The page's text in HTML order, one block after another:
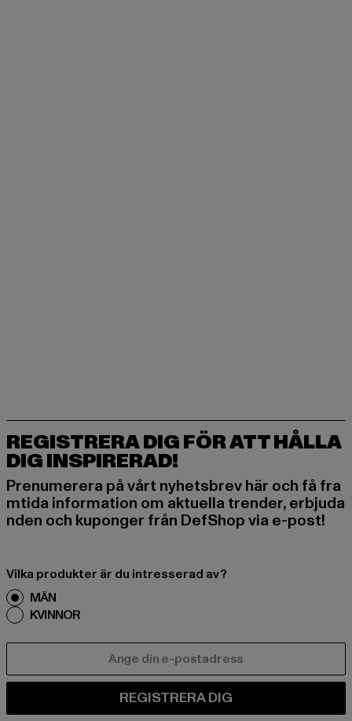
REGISTRERA DIG FÖR ATT HÅLLA
DIG INSPIRERAD!
Prenumerera på vårt nyhetsbrev här och få fra
mtida information om aktuella trender, erbjuda
nden och kuponger från DefShop via e-post!
Vilka produkter är du intresserad av?
MÄN
KVINNOR
REGISTRERA DIG